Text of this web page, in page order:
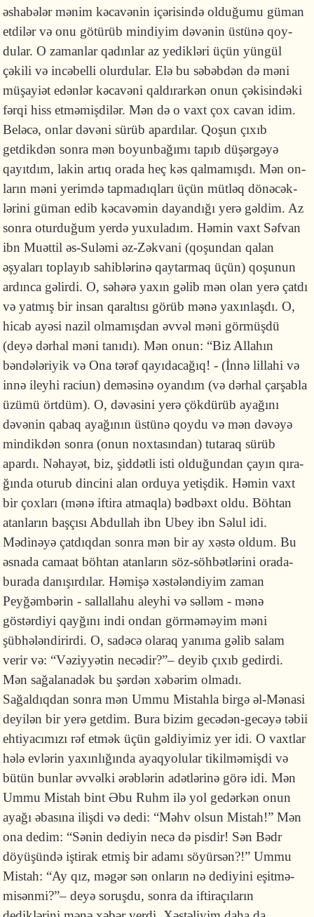
əshabələr mənim kəcavənin içə­ri­sində olduğumu gü­man
etdi­lər və onu götürüb mindiyim dəvənin üstünə qoy­
dular. O zaman­lar qadınlar az yedikləri üçün yüngül
çəkili və incəbelli olurdular. Elə bu səbəbdən də məni
müşayiət edənlər kəca­vəni qaldırarkən onun çəkisindəki
fərqi hiss etməmişdilər. Mən də o vaxt çox cavan idim.
Be­lə­cə, onlar dəvəni sürüb apardılar. Qoşun çıxıb
getdikdən sonra mən bo­yun­ba­ğı­mı tapıb düşər­gəyə
qayıtdım, lakin artıq orada heç kəs qalmamışdı. Mən on­
la­rın məni yerimdə tapmadıqları üçün mütləq dönəcək­
lərini güman edib kə­ca­vəmin dayandığı yerə gəldim. Az
sonra oturduğum yerdə yuxuladım. Həmin vaxt Səfvan
ibn Muəttil əs-Suləmi əz-Zəkvani (qoşundan qalan
əşyaları top­la­yıb sahib­lərinə qaytarmaq üçün) qoşunun
ardınca gəlirdi. O, səhərə yaxın gə­lib mən olan yerə çatdı
və yatmış bir insan qaraltısı görüb mənə yaxınlaşdı. O,
hi­cab ayəsi nazil olmamışdan əvvəl məni görmüşdü
(deyə dərhal məni ta­nı­dı). Mən onun: “Biz Allahın
bəndələ­ri­yik və Ona tərəf qayıdacağıq! - (İnnə lillahi və
innə iley­hi raciun) deməsinə oyandım (və dərhal çarşabla
üzümü örtdüm). O, dəvəsini yerə çökdürüb ayağını
dəvənin qa­baq ayağının üstünə qoydu və mən dəvəyə
mindikdən sonra (onun noxta­sın­dan) tutaraq sürüb
apardı. Nəhayət, biz, şiddətli isti olduğundan çayın qı­ra­
ğında oturub dincini alan orduya yetişdik. Həmin vaxt
bir çoxları (mənə if­ti­ra atmaqla) bədbəxt oldu. Böhtan
atanların başçısı Abdullah ibn Ubey ibn Sə­lul idi.
Mədinəyə çatdıqdan sonra mən bir ay xəstə oldum. Bu
əsnada camaat böhtan atanların söz-söhbətlərini orada-
burada danışırdılar. Həmişə xəs­tə­lən­di­yim zaman
Peyğəmbərin - sallallahu aleyhi və səlləm - mənə
göstərdiyi qayğını indi ondan gör­mə­mə­yim məni
şübhələndirirdi. O, sadəcə olaraq yanıma gəlib salam
verir və: “Və­ziy­yətin necə­dir?”– deyib çıxıb gedirdi.
Mən sağalanadək bu şərdən xəbərim ol­madı.
Sağaldıqdan sonra mən Ummu Mistahla birgə əl-Mənasi
deyilən bir yerə getdim. Bura bizim gecədən-gecəyə təbii
ehtiyacımızı rəf etmək üçün gəl­di­yi­miz yer idi. O vaxtlar
hələ evlərin yaxınlığında ayaq­yolular tikilməmişdi və
bütün bunlar əvvəlki ərəblərin adətlərinə görə idi. Mən
Ummu Mistah bint Əbu Ruhm ilə yol gedərkən onun
ayağı əbasına ilişdi və dedi: “Məhv olsun Mis­tah!” Mən
ona dedim: “Sənin dediyin necə də pisdir! Sən Bədr
döyüşündə iştirak etmiş bir adamı söyürsən?!” Ummu
Mistah: “Ay qız, məgər sən onların nə dediyini eşitmə­
misənmi?”– deyə soruşdu, sonra da iftiraçıların